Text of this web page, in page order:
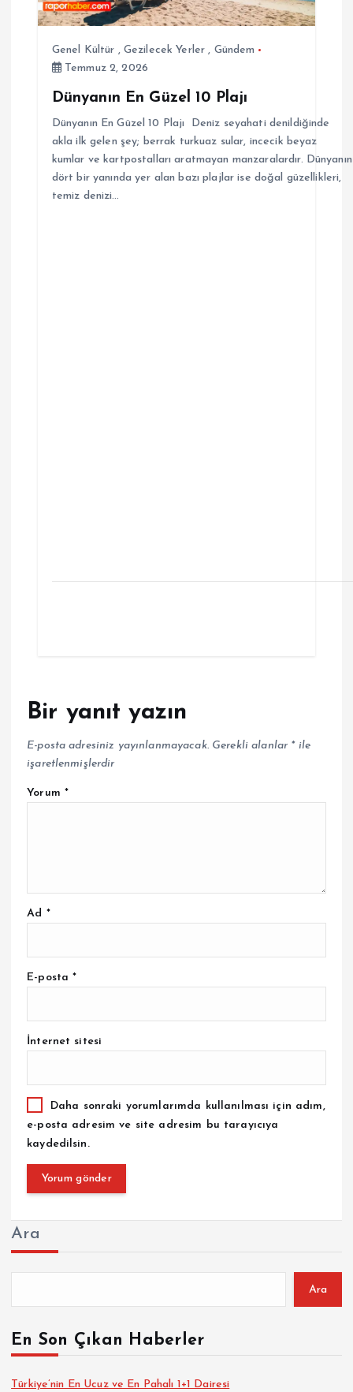
Genel Kültür , Gezilecek Yerler , Gündem
Temmuz 2, 2026
Dünyanın En Güzel 10 Plajı
Dünyanın En Güzel 10 Plajı Deniz seyahati denildiğinde
akla ilk gelen şey; berrak turkuaz sular, incecik beyaz
kumlar ve kartpostalları aratmayan manzaralardır. Dünyanın
dört bir yanında yer alan bazı plajlar ise doğal güzellikleri,
temiz denizi…
Bir yanıt yazın
E-posta adresiniz yayınlanmayacak. Gerekli alanlar *ile
işaretlenmişlerdir
Yorum *
Ad *
E-posta*
İnternet sitesi
Daha sonraki yorumlarımda kullanılması için adım,
e-posta adresim ve site adresim bu tarayıcıya
kaydedilsin.
Ara
Ara
En Son Çıkan Haberler
Türkiye’nin En Ucuz ve En Pahalı 1+1 Dairesi